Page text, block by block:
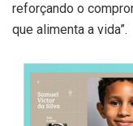
reforçando o
que alimenta a vida”.